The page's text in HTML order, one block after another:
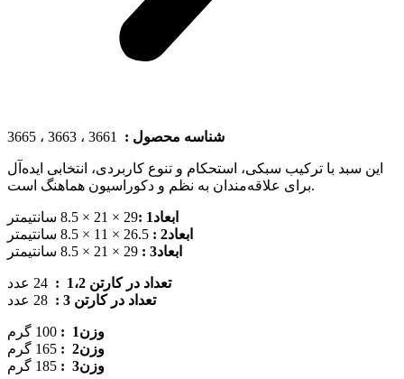
شناسه محصول : 3661 ، 3663 ، 3665
این سبد با ترکیب سبکی، استحکام و تنوع کاربردی، انتخابی ایده‌آل
برای علاقه‌مندان به نظم و دکوراسیون هماهنگ است.
ابعاد1 :
29 × 21 × 8.5 سانتیمتر
ابعاد2 :
26.5 × 11 × 8.5 سانتیمتر
ابعاد3 :
29 × 21 × 8.5 سانتیمتر
تعداد در کارتن 1،2 :
24 عدد
تعداد در کارتن 3 :
28 عدد
وزن1 :
وزن2 :
وزن3 :